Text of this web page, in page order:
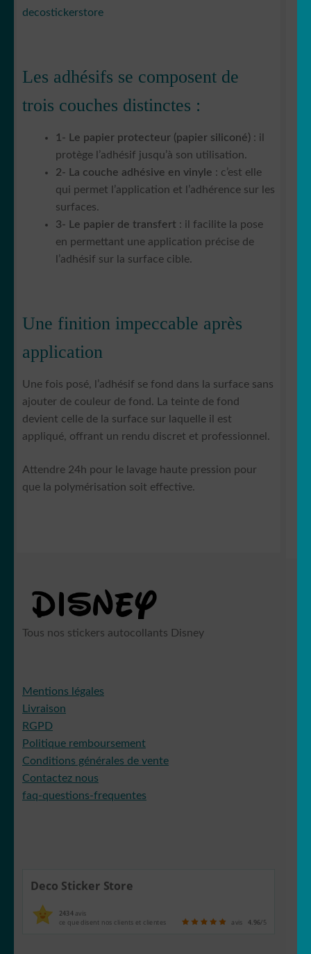
decostickerstore
Les adhésifs se composent de
trois couches distinctes :
1- Le papier protecteur (papier siliconé) : il
protège l’adhésif jusqu’à son utilisation.
2- La couche adhésive en vinyle : c’est elle
qui permet l’application et l’adhérence sur les
surfaces.
3- Le papier de transfert : il facilite la pose
en permettant une application précise de
l’adhésif sur la surface cible.
Une finition impeccable après
application
Une fois posé, l’adhésif se fond dans la surface sans
ajouter de couleur de fond. La teinte de fond
devient celle de la surface sur laquelle il est
appliqué, offrant un rendu discret et professionnel.
Attendre 24h pour le lavage haute pression pour
que la polymérisation soit effective.
Tous nos stickers autocollants Disney
Mentions légales
Livraison
RGPD
Politique remboursement
Conditions générales de vente
Contactez nous
faq-questions-frequentes
Deco Sticker Store
2434avis
ce que disent nos clients et clientes avis 4.96/5